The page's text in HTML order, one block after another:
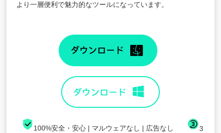
より一層便利で魅力的なツールになっています。
100%安全・安心 | マルウェアなし | 広告なし 3